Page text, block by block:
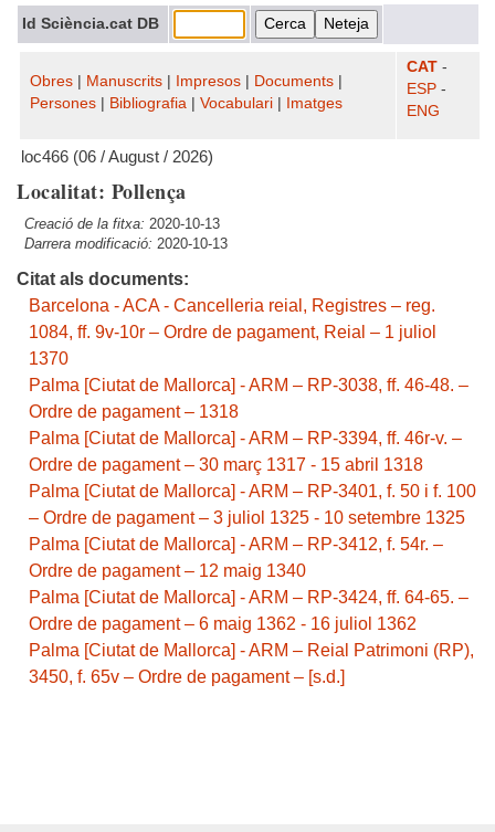
Id Sciència.cat DB
Obres Manuscrits Impresos Documents
Persones
Bibliografia Vocabulari Imatges
CAT -
ESP -
ENG
loc466 (06 / August / 2026)
Localitat: Pollença
Creació de la fitxa: 2020-10-13
Darrera modificació: 2020-10-13
Citat als documents:
Barcelona - ACA - Cancelleria reial, Registres – reg.
1084, ff. 9v-10r – Ordre de pagament, Reial – 1 juliol
1370
Palma [Ciutat de Mallorca] - ARM – RP-3038, ff. 46-48. –
Ordre de pagament – 1318
Palma [Ciutat de Mallorca] - ARM – RP-3394, ff. 46r-v. –
Ordre de pagament – 30 març 1317 - 15 abril 1318
Palma [Ciutat de Mallorca] - ARM – RP-3401, f. 50 i f. 100
– Ordre de pagament – 3 juliol 1325 - 10 setembre 1325
Palma [Ciutat de Mallorca] - ARM – RP-3412, f. 54r. –
Ordre de pagament – 12 maig 1340
Palma [Ciutat de Mallorca] - ARM – RP-3424, ff. 64-65. –
Ordre de pagament – 6 maig 1362 - 16 juliol 1362
Palma [Ciutat de Mallorca] - ARM – Reial Patrimoni (RP),
3450, f. 65v – Ordre de pagament – [s.d.]